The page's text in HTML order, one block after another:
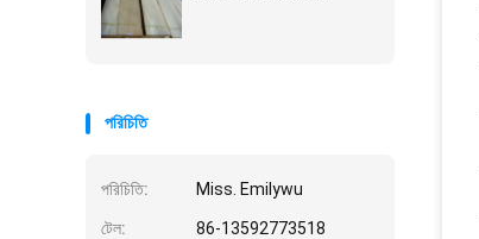
পরিচিতি
পরিচিতি: Miss. Emilywu
টেল: 86-13592773518